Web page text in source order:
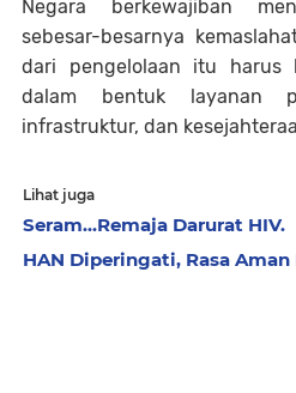
Negara berkewajiban
sebesar-besarnya
dari pengelolaan itu harus
dalam bentuk layanan
infrastruktur, dan
Lihat juga
Seram...Remaja Darurat HIV.
HAN Diperingati, Rasa